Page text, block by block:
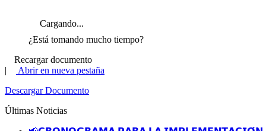
Cargando...
¿Está tomando mucho tiempo?
Recargar documento
|
Abrir en nueva pestaña
Descargar Documento
Últimas Noticias